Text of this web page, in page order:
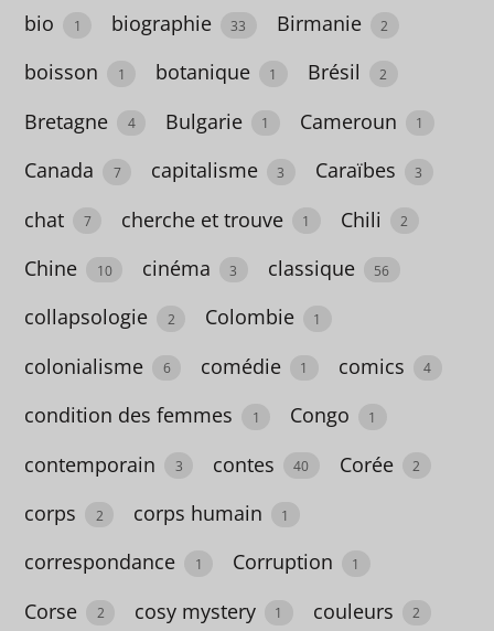
294
Pratique
Beaux
9
Divers
t
bio 1 biographie 33 Birmanie 2
boisson 1 botanique 1 Brésil 2
Bretagne 4 Bulgarie 1 Cameroun 1
Canada 7 capitalisme 3 Caraïbes 3
chat 7 cherche et trouve 1 Chili 2
Chine 10 cinéma 3 classique 56
collapsologie 2 Colombie 1
colonialisme 6 comédie 1 comics 4
condition des femmes 1 Congo 1
contemporain 3 contes 40 Corée 2
corps 2 corps humain 1
correspondance 1 Corruption 1
Corse 2 cosy mystery 1 couleurs 2